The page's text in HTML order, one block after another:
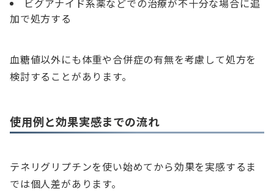
ビグアナイド系薬などでの治療が不十分な場合に追
加で処方する
血糖値以外にも体重や合併症の有無を考慮して処方を
検討することがあります。
使用例と効果実感までの流れ
テネリグリプチンを使い始めてから効果を実感するま
では個人差があります。